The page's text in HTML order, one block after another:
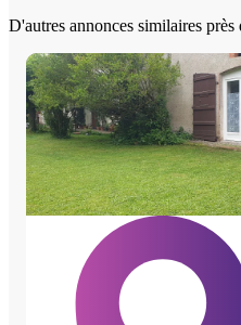
D'autres annonces similaires près